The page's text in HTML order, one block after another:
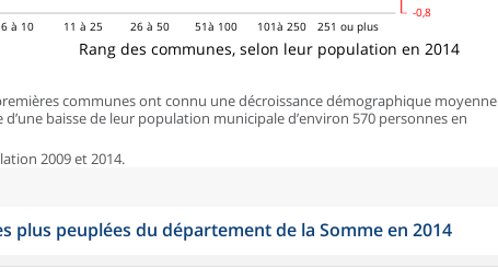
-0,8
Rang des communes, selon leur population en 2014
6 à 10 11 à 25 26 à 50 51à 100 101à 250 251 ou plus
communes ont connu une décroissance démographique moyenne
baisse de leur population municipale d’environ 570 personnes en
2009 et 2014.
plus peuplées du département de la Somme en 2014